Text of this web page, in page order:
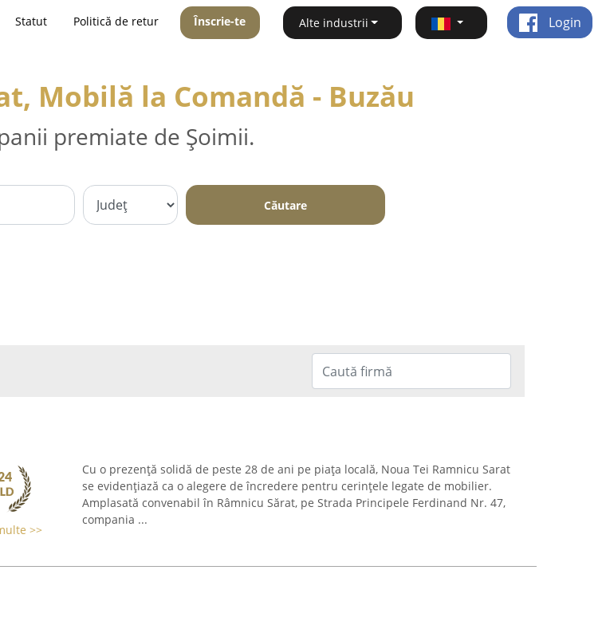
Statut Politică de retur Înscrie-te Alte industrii Login
Mobilă la Comandă - Buzău
premiate de Șoimii.
Căutare
>>
Cu o prezență solidă de peste 28 de ani pe piața locală, Noua Tei Ramnicu Sarat
se evidențiază ca o alegere de încredere pentru cerințele legate de mobilier.
Amplasată convenabil în Râmnicu Sărat, pe Strada Principele Ferdinand Nr. 47,
compania ...